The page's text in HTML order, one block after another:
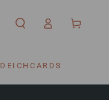
DEICHCARDS
EinloggenWarenkorb